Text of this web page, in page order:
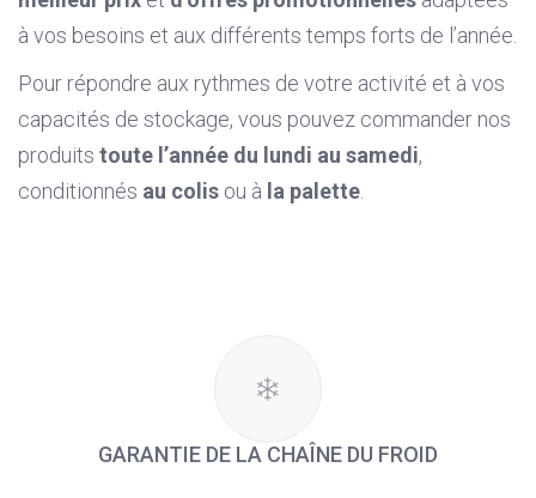
à vos besoins et aux différents temps forts de l’année.
Pour répondre aux rythmes de votre activité et à vos
capacités de stockage, vous pouvez commander nos
produits toute l’année du lundi au samedi,
conditionnés au colis ou à la palette
GARANTIE DE LA CHAÎNE DU FROID